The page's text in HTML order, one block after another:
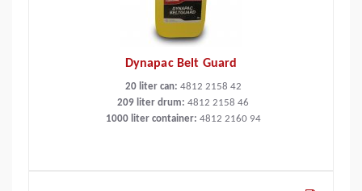
Dynapac Belt Guard
20 liter can: 4812 2158 42
209 liter drum: 4812 2158 46
1000 liter container: 4812 2160 94